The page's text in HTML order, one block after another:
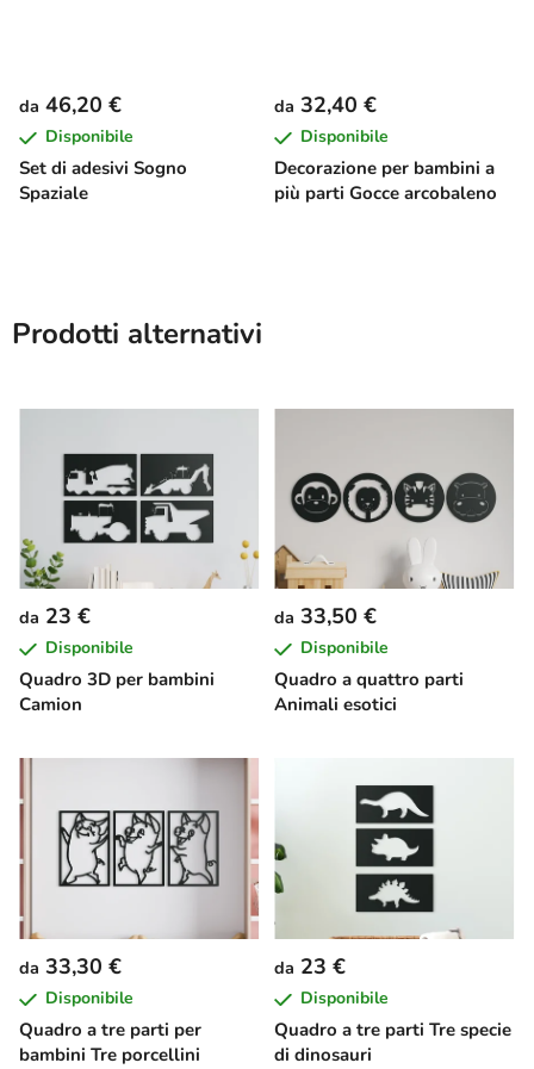
Set di adesivi Sogno
Spaziale
da 46,20 €
Disponibile
Decorazione per bambini a
più parti Gocce arcobaleno
da 32,40 €
Disponibile
Prodotti alternativi
Quadro 3D per bambini
Camion
da 23 €
Disponibile
Quadro a quattro parti
Animali esotici
da 33,50 €
Disponibile
Quadro a tre parti per
bambini Tre porcellini
da 33,30 €
Disponibile
Quadro a tre parti Tre specie
di dinosauri
da 23 €
Disponibile